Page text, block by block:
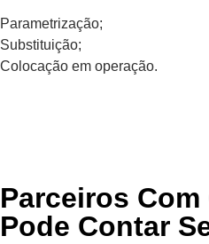
Parametrização;
Substituição;
Colocação em operação.
Parceiros Com
Pode Contar